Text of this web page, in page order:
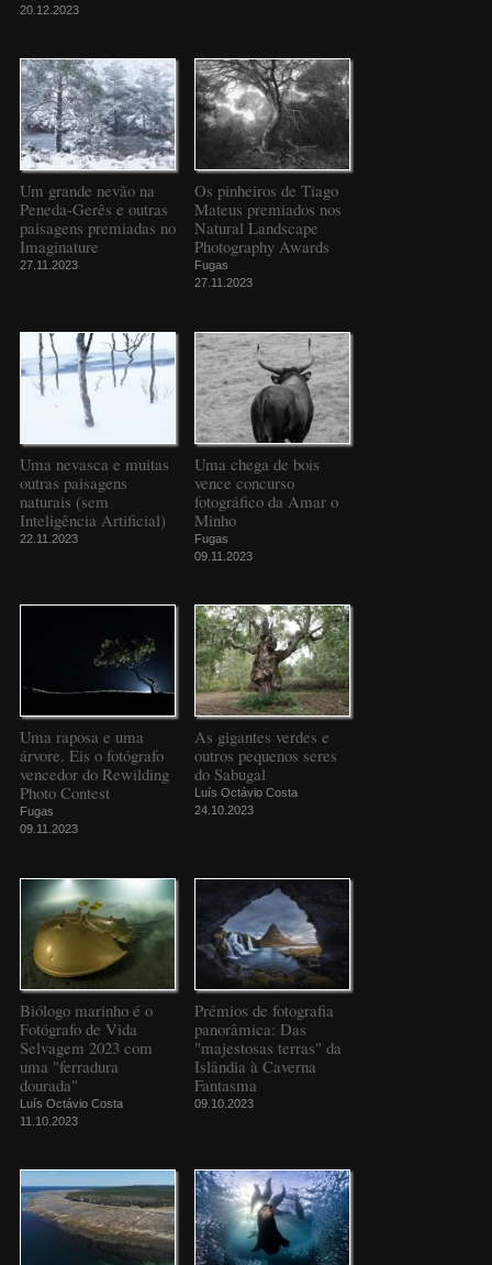
20.12.2023
Um grande nevão na
Peneda-Gerês e outras
paisagens premiadas no
Imaginature
27.11.2023
Os pinheiros de Tiago
Mateus premiados nos
Natural Landscape
Photography Awards
Fugas
27.11.2023
Uma nevasca e muitas
outras paisagens
naturais (sem
Inteligência Artificial)
22.11.2023
Uma chega de bois
vence concurso
fotográfico da Amar o
Minho
Fugas
09.11.2023
Uma raposa e uma
árvore. Eis o fotógrafo
vencedor do Rewilding
Photo Contest
Fugas
09.11.2023
As gigantes verdes e
outros pequenos seres
do Sabugal
Luís Octávio Costa
24.10.2023
Biólogo marinho é o
Fotógrafo de Vida
Selvagem 2023 com
uma "ferradura
dourada"
Luís Octávio Costa
11.10.2023
Prémios de fotografia
panorâmica: Das
"majestosas terras" da
Islândia à Caverna
Fantasma
09.10.2023